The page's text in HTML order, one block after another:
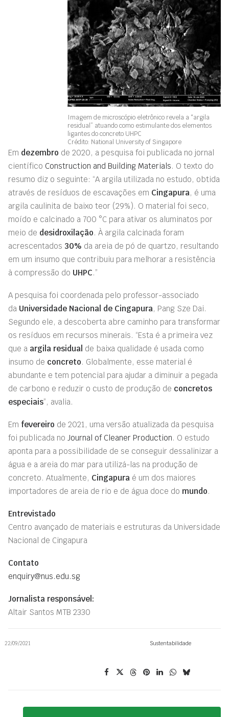
Imagem de microscópio eletrônico revela a “argila
residual” atuando como estimulante dos elementos
ligantes do concreto UHPC
Crédito: National University of Singapore
Em dezembro de 2020, a pesquisa foi publicada no jornal
científico Construction and Building Materials. O texto do
resumo diz o seguinte: “A argila utilizada no estudo, obtida
através de resíduos de escavações em Cingapura, é uma
argila caulinita de baixo teor (29%). O material foi seco,
moído e calcinado a 700 °C para ativar os aluminatos por
meio de desidroxilação. À argila calcinada foram
acrescentados 30% da areia de pó de quartzo, resultando
em um insumo que contribuiu para melhorar a resistência
à compressão do UHPC.”
A pesquisa foi coordenada pelo professor-associado
da Universidade Nacional de Cingapura, Pang Sze Dai.
Segundo ele, a descoberta abre caminho para transformar
os resíduos em recursos minerais. “Esta é a primeira vez
que a argila residual de baixa qualidade é usada como
insumo de concreto. Globalmente, esse material é
abundante e tem potencial para ajudar a diminuir a pegada
de carbono e reduzir o custo de produção de concretos
especiais”, avalia.
Em fevereiro de 2021, uma versão atualizada da pesquisa
foi publicada no Journal of Cleaner Production. O estudo
aponta para a possibilidade de se conseguir dessalinizar a
água e a areia do mar para utilizá-las na produção de
concreto. Atualmente, Cingapura é um dos maiores
importadores de areia de rio e de água doce do mundo.
Entrevistado
Centro avançado de materiais e estruturas da Universidade
Nacional de Cingapura
Contato
enquiry@nus.edu.sg
Jornalista responsável:
Altair Santos MTB 2330
22/09/2021 Sustentabilidade